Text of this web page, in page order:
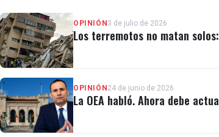
OPINIÓN 3 de julio de 2026
Los terremotos no matan
OPINIÓN 24 de junio de 2026
La OEA habló. Ahora debe